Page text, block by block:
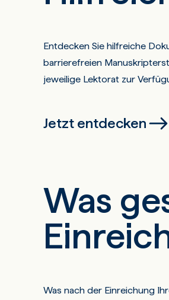
Entdecken Sie hilfreiche
barrierefreien
jeweilige Lektorat zur
Jetzt entdecken
Was
Was nach der Einreichung